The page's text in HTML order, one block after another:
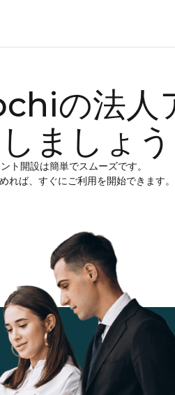
の法人
ましょ
ト開設は簡単でスムーズです。
れば、すぐにご利用を開始できます。